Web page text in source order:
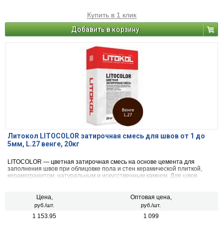
Купить в 1 клик
Добавить в корзину
Литокол LITOCOLOR затирочная смесь для швов от 1 до
5мм, L.27 венге, 20кг
LITOCOLOR — цветная затирочная смесь на основе цемента для
заполнения швов при облицовке пола и стен керамической плиткой,
керамогранитом, натуральным и искусственным камнем. Для швов
Цена,
руб./шт.
Оптовая цена,
руб./шт.
1 153.95 1 099